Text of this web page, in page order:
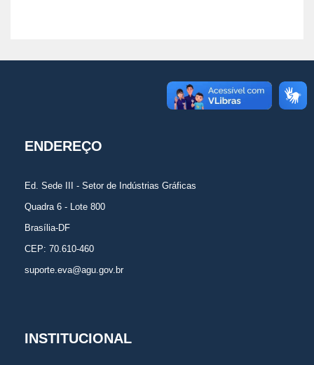
ENDEREÇO
Ed. Sede III - Setor de Indústrias Gráficas
Quadra 6 - Lote 800
Brasília-DF
CEP: 70.610-460
suporte.eva@agu.gov.br
INSTITUCIONAL